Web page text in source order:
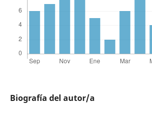
Biografía del autor/a